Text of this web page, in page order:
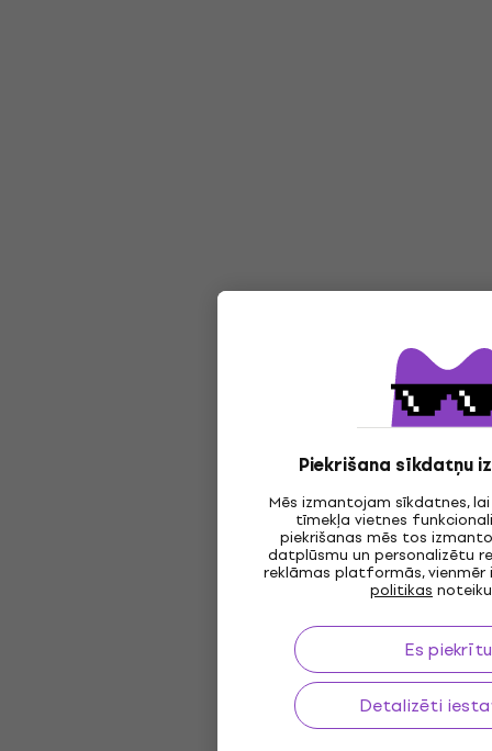
Piekrišana sīkdatņu
Mēs izmantojam sīkdatnes,
tīmekļa vietnes
piekrišanas mēs tos
datplūsmu un personalizētu
reklāmas platformās,
politikas
Es piekrītu
Detalizēti